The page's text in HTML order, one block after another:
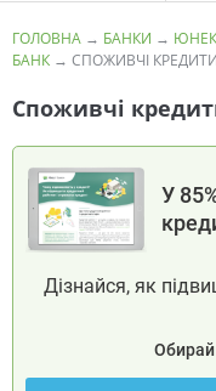
ГОЛОВНА → БАНКИ →
БАНК → СПОЖИВЧІ
Споживчі
У
Дізнайся, як